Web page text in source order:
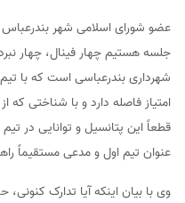
عضو شورای اسلامی شهر بندرعباس
جلسه هستیم چهار فینال، چهار
شهرداری بندرعباسی است که با
امتیاز فاصله دارد و با شناختی که
قطعاً این پتانسیل و توانایی در
عنوان تیم اول و مدعی مستقیماً
وی با بیان اینکه آیا تدارک